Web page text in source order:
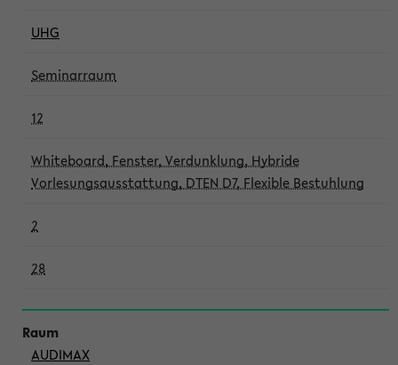
UHG
Seminarraum
12
Whiteboard, Fenster, Verdunklung, Hybride
Vorlesungsausstattung, DTEN D7, Flexible Bestuhlung
2
28
AUDIMAX